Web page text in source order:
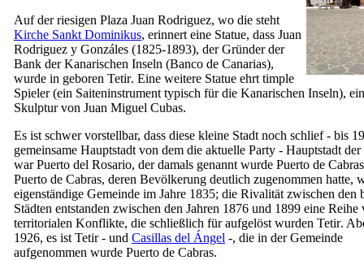
Auf der riesigen Plaza Juan Rodriguez, wo die steht
Kirche Sankt Dominikus, erinnert eine Statue, dass Juan
Rodriguez y Gonzáles (1825-1893), der Gründer der
Bank der Kanarischen Inseln (Banco de Canarias),
wurde in geboren Tetir. Eine weitere Statue ehrt timple
Spieler (ein Saiteninstrument typisch für die Kanarischen Inseln),
Skulptur von Juan Miguel Cubas.
Es ist schwer vorstellbar, dass diese kleine Stadt noch schlief - bis
gemeinsame Hauptstadt von dem die aktuelle Party - Hauptstadt der
warPuerto del Rosario, der damals genannt wurde Puerto de Cabras
Puerto de Cabras, deren Bevölkerung deutlich zugenommen hatte,
eigenständige Gemeinde im Jahre 1835; die Rivalität zwischen den
Städten entstanden zwischen den Jahren 1876 und 1899 eine Reihe
territorialen Konflikte, die schließlich für aufgelöst wurden Tetir.
1926, es ist Tetir- und Casillas del Ángel -, die in der Gemeinde
aufgenommen wurde Puerto de Cabras.